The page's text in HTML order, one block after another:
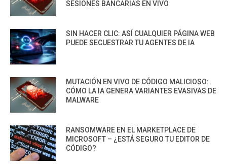
SESIONES BANCARIAS EN VIVO
SIN HACER CLIC: ASÍ CUALQUIER PÁGINA WEB
PUEDE SECUESTRAR TU AGENTES DE IA
MUTACIÓN EN VIVO DE CÓDIGO MALICIOSO:
CÓMO LA IA GENERA VARIANTES EVASIVAS DE
MALWARE
RANSOMWARE EN EL MARKETPLACE DE
MICROSOFT – ¿ESTÁ SEGURO TU EDITOR DE
CÓDIGO?